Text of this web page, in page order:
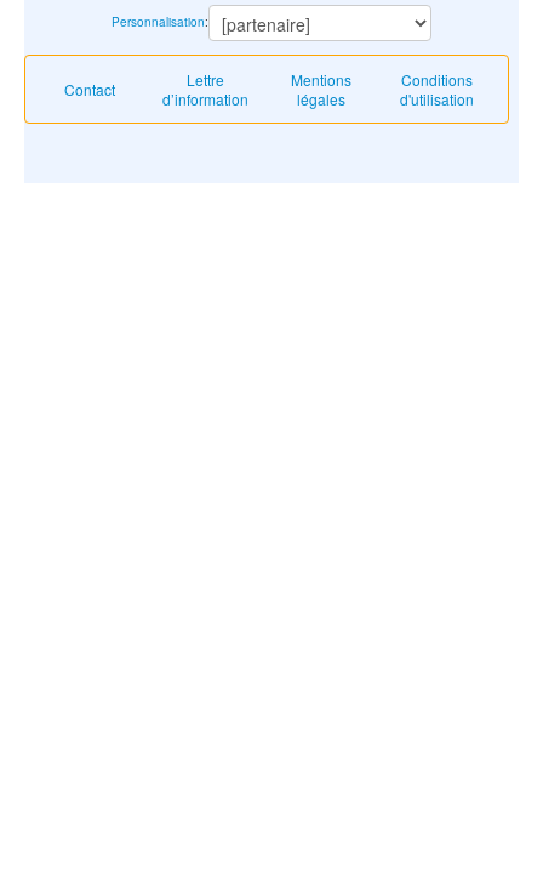
Contact
Lettre
d’information
Mentions
légales
Conditions
d'utilisation
Personnalisation: